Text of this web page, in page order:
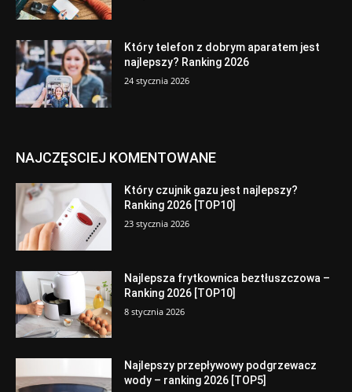
Który telefon z dobrym aparatem jest
najlepszy? Ranking 2026
24 stycznia 2026
NAJCZĘSCIEJ KOMENTOWANE
Który czujnik gazu jest najlepszy?
Ranking 2026 [TOP10]
23 stycznia 2026
Najlepsza frytkownica beztłuszczowa –
Ranking 2026 [TOP10]
8 stycznia 2026
Najlepszy przepływowy podgrzewacz
wody – ranking 2026 [TOP5]